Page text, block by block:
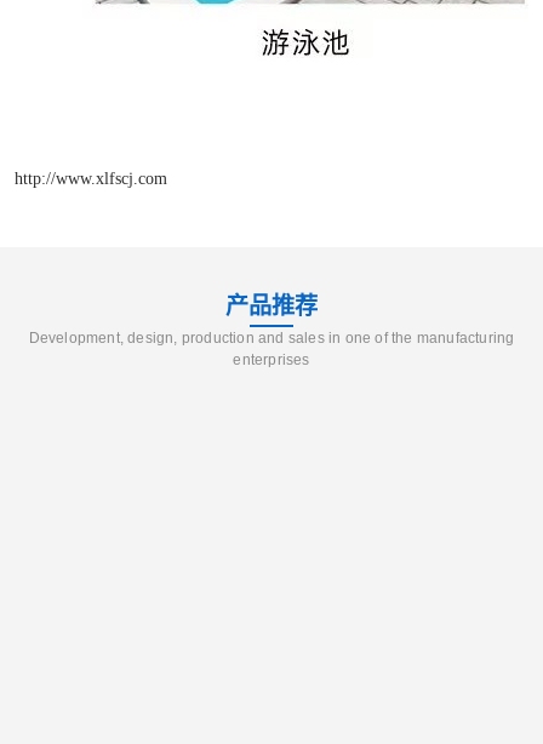
http://www.xlfscj.com
产品推荐
Development, design, production and sales in one of the manufacturing
enterprises